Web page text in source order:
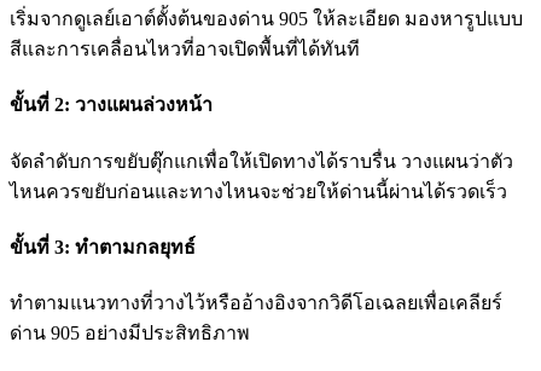
เริ่มจากดูเลย์เอาต์ตั้งต้นของด่าน 905 ให้ละเอียด มองหารูปแบบ
สีและการเคลื่อนไหวที่อาจเปิดพื้นที่ได้ทันที
ขั้นที่ 2: วางแผนล่วงหน้า
จัดลำดับการขยับตุ๊กแกเพื่อให้เปิดทางได้ราบรื่น วางแผนว่าตัว
ไหนควรขยับก่อนและทางไหนจะช่วยให้ด่านนี้ผ่านได้รวดเร็ว
ขั้นที่ 3: ทำตามกลยุทธ์
ทำตามแนวทางที่วางไว้หรืออ้างอิงจากวิดีโอเฉลยเพื่อเคลียร์
ด่าน 905 อย่างมีประสิทธิภาพ